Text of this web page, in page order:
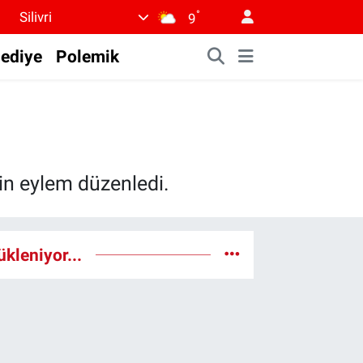
Silivri 9°
Polemik
eylem düzenledi.